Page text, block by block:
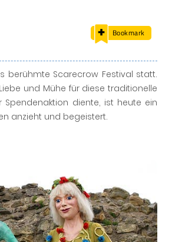
Bookmark
berühmte Scarecrow Festival statt.
und Mühe für diese traditionelle
diente, ist heute ein
anzieht und begeistert.